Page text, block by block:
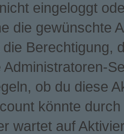
RUF DER
SO GUT –
ODER
HIER.
LIEGT
OF
ZUM MIT.
VOM
MERCURY
HAT.
PROJEKT
eingeloggt
die gewünschte
die Berechtigung,
Administratoren-
ob du diese
könnte
wartet auf